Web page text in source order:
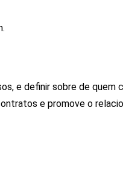
e definir sobre de
e promove o